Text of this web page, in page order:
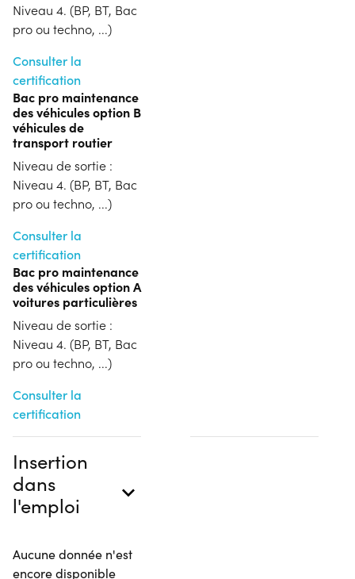
Niveau 4. (BP, BT, Bac
pro ou techno, ...)
Consulter la
certification
Bac pro maintenance
des véhicules option B
véhicules de
transport routier
Niveau de sortie :
Niveau 4. (BP, BT, Bac
pro ou techno, ...)
Consulter la
certification
Bac pro maintenance
des véhicules option A
voitures particulières
Niveau de sortie :
Niveau 4. (BP, BT, Bac
pro ou techno, ...)
Consulter la
certification
Insertion
dans
l'emploi
Aucune donnée n'est
encore disponible